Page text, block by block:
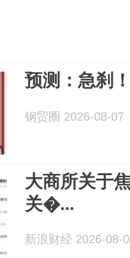
预测：急刹
钢贸圈 2026-08-07
大商所关于
关�...
新浪财经 2026-08-